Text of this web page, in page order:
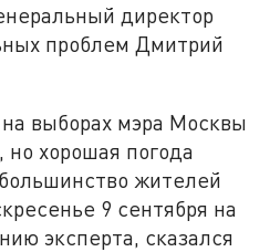
директор
проблем Дмитрий
выборах мэра Москвы
хорошая погода
жителей
9 сентября на
эксперта, сказался